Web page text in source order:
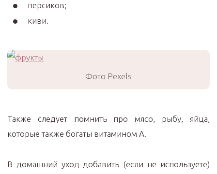
персиков;
киви.
Фото Pexels
Также следует помнить про мясо, рыбу, яйца,
которые также богаты витамином А.
В домашний уход добавить (если не используете)